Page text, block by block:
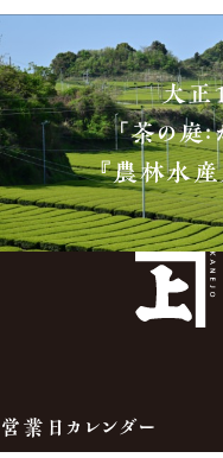
大正
「茶の庭：
『農林水
営業日カレンダー